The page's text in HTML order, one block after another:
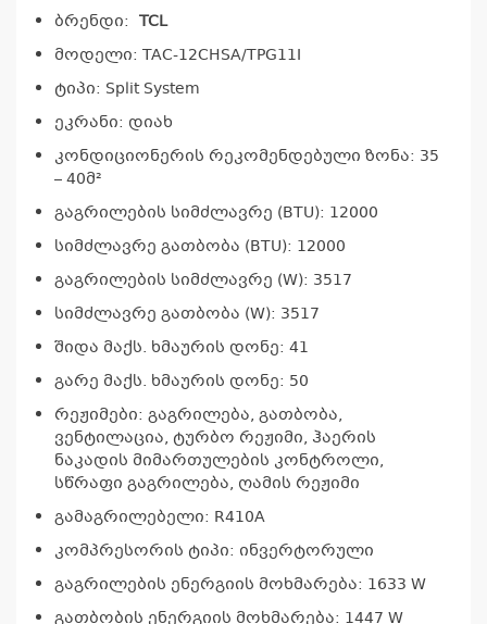
ბრენდი: TCL
მოდელი: TAC-12CHSA/TPG11I
ტიპი: Split System
ეკრანი: დიახ
კონდიციონერის რეკომენდებული ზონა: 35
– 40მ²
გაგრილების სიმძლავრე (BTU): 12000
სიმძლავრე გათბობა (BTU): 12000
გაგრილების სიმძლავრე (W): 3517
სიმძლავრე გათბობა (W): 3517
შიდა მაქს. ხმაურის დონე: 41
გარე მაქს. ხმაურის დონე: 50
რეჟიმები: გაგრილება, გათბობა,
ვენტილაცია, ტურბო რეჟიმი, ჰაერის
ნაკადის მიმართულების კონტროლი,
სწრაფი გაგრილება, ღამის რეჟიმი
გამაგრილებელი: R410A
კომპრესორის ტიპი: ინვერტორული
გაგრილების ენერგიის მოხმარება: 1633 W
გათბობის ენერგიის მოხმარება: 1447 W